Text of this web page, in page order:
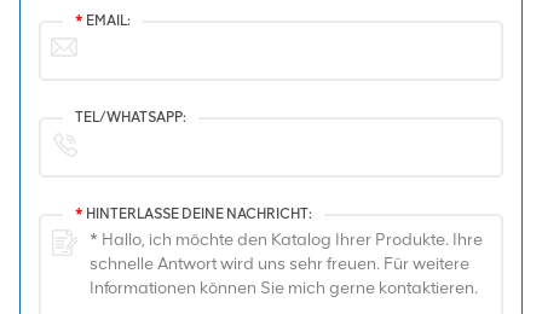
* EMAIL:
TEL/WHATSAPP:
* HINTERLASSE DEINE NACHRICHT: